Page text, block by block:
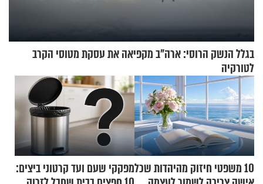
בגלל הנשק הרוסי: ארה"ב מקפיאה את עסקת מטוסי הקרב
לטורקיה
10 משפטי חיזוק מהיהדות שכלמפקקי שעם ועד קרטוני ביצים: